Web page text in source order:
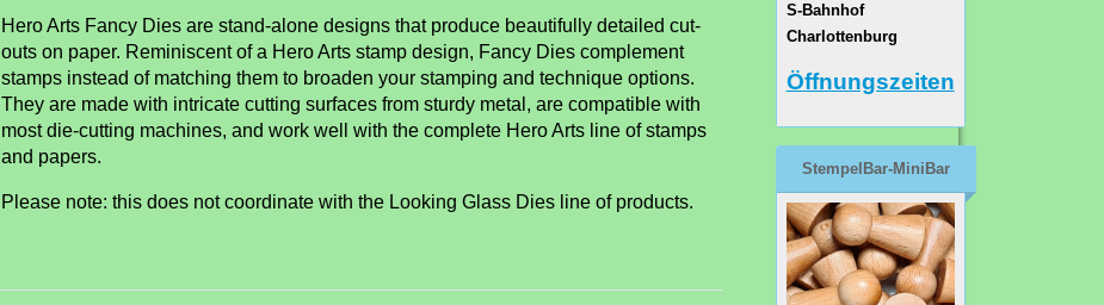
Hero Arts Fancy Dies are stand-alone designs that produce beautifully detailed cut-
outs on paper. Reminiscent of a Hero Arts stamp design, Fancy Dies complement
stamps instead of matching them to broaden your stamping and technique options.
They are made with intricate cutting surfaces from sturdy metal, are compatible with
most die-cutting machines, and work well with the complete Hero Arts line of stamps
and papers.
Please note: this does not coordinate with the Looking Glass Dies line of products.
S-Bahnhof
Charlottenburg
Öffnungszeiten
StempelBar-MiniBar